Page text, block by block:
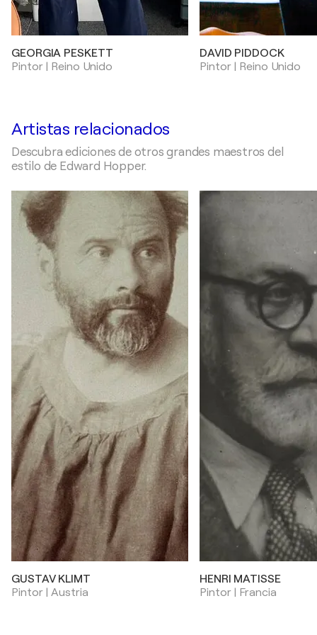
GEORGIA PESKETT
Pintor | Reino Unido
DAVID PIDDOCK
Pintor | Reino Unido
Artistas relacionados
Descubra ediciones de otros grandes maestros del
estilo de Edward Hopper.
GUSTAV KLIMT
Pintor | Austria
HENRI MATISSE
Pintor | Francia